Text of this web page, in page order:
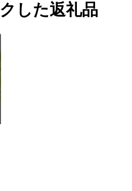
した返礼品